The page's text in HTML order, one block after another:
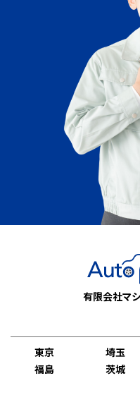
有限会社マ
東京
埼玉
福島
茨城